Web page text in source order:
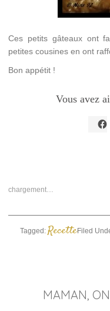
Ces petits gâteaux ont
petites cousines en ont
Bon appétit !
Vous avez
chargement…
Filed
Tagged:Recette
MAMAN, ON